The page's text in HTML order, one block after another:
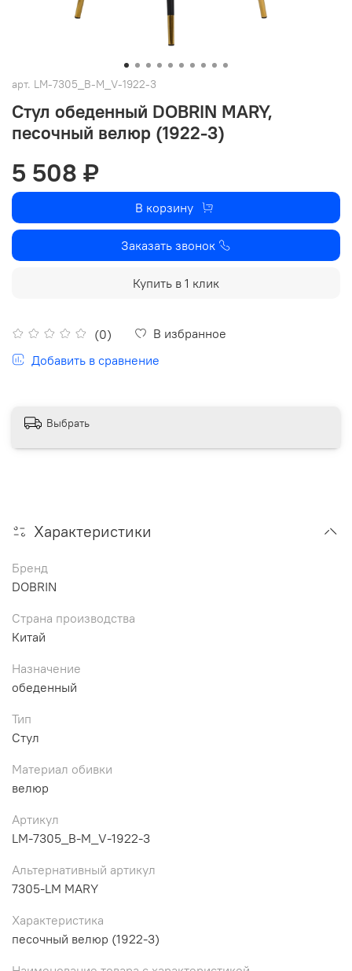
арт. LM-7305_B-M_V-1922-3
Стул обеденный DOBRIN MARY,
песочный велюр (1922-3)
(0)
В избранное
Добавить в сравнение
5 508 ₽
В корзину
Заказать звонок
Купить в 1 клик
Выбрать
Характеристики
Бренд
DOBRIN
Страна производства
Китай
Назначение
обеденный
Тип
Стул
Материал обивки
велюр
Артикул
LM-7305_B-M_V-1922-3
Альтернативный артикул
7305-LM MARY
Характеристика
песочный велюр (1922-3)